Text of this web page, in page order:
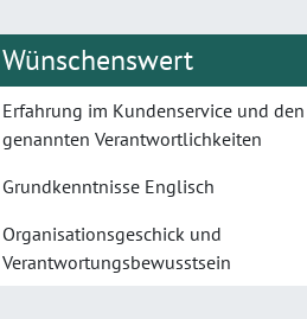
Wünschenswert
Erfahrung im Kundenservice und den
genannten Verantwortlichkeiten
Grundkenntnisse Englisch
Organisationsgeschick und
Verantwortungsbewusstsein